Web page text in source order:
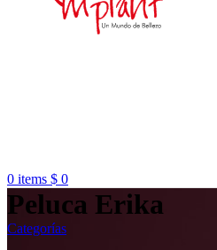
0 items $ 0
Peluca Erika
Categorías